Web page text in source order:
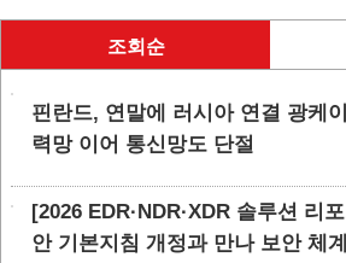
조회순
핀란드, 연말에 러시아 연결 광케
력망 이어 통신망도 단절
[2026 EDR·NDR·XDR 솔루션 리
안 기본지침 개정과 만나 보안 체